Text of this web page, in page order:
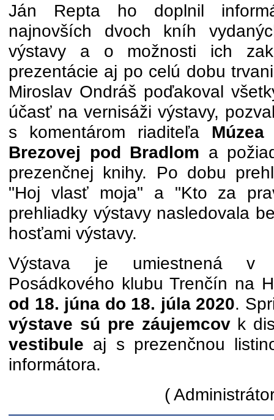
Ján Repta ho doplnil
najnovších dvoch kníh
výstavy a o možnosti ich
prezentácie aj po celú dobu
Miroslav Ondráš poďakoval
účasť na vernisáži výstavy,
s komentárom riaditeľa
Brezovej pod Bradlom a
prezenčnej knihy. Po dobu
"Hoj vlasť moja" a "Kto za
prehliadky výstavy nasledovala
hosťami výstavy.
Výstava je umiestnená v
Posádkového klubu Trenčín na
od 18. júna do 18. júla 2020.
výstave sú pre záujemcovk
vestibule aj s prezenčnou
informátora.
(